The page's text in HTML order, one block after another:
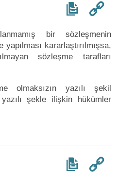
bir sözleşmenin
kararlaştırılmışsa,
sözleşme tarafları
olmaksızın yazılı şekil
yazılı şekle ilişkin hükümler